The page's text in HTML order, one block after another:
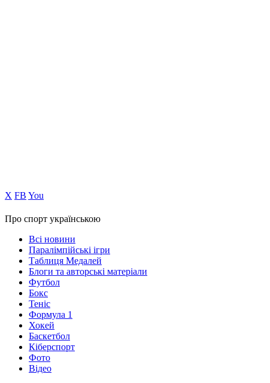
Х FB You
Про спорт українською
Всі новини
Паралімпійські ігри
Таблиця Медалей
Блоги та авторські матеріали
Футбол
Бокс
Теніс
Формула 1
Хокей
Баскетбол
Кіберспорт
Фото
Відео